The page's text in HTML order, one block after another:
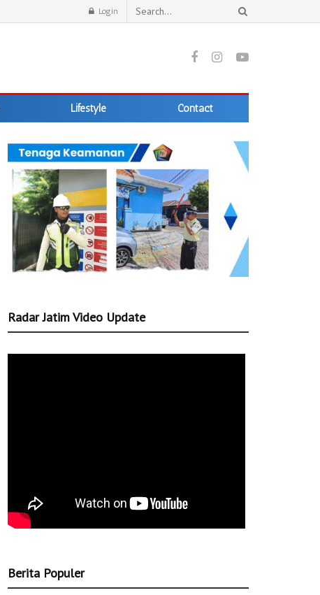
Login
Lifestyle Contact
Radar Jatim Video Update
Berita Populer